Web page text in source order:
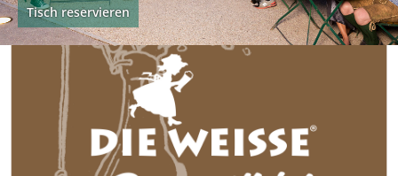
Tisch reservieren